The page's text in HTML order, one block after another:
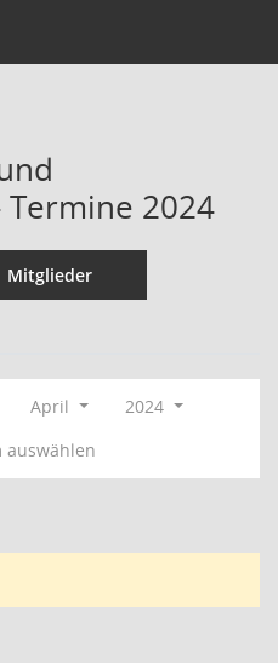
Termine 2024
Mitglieder
April
2024
auswählen